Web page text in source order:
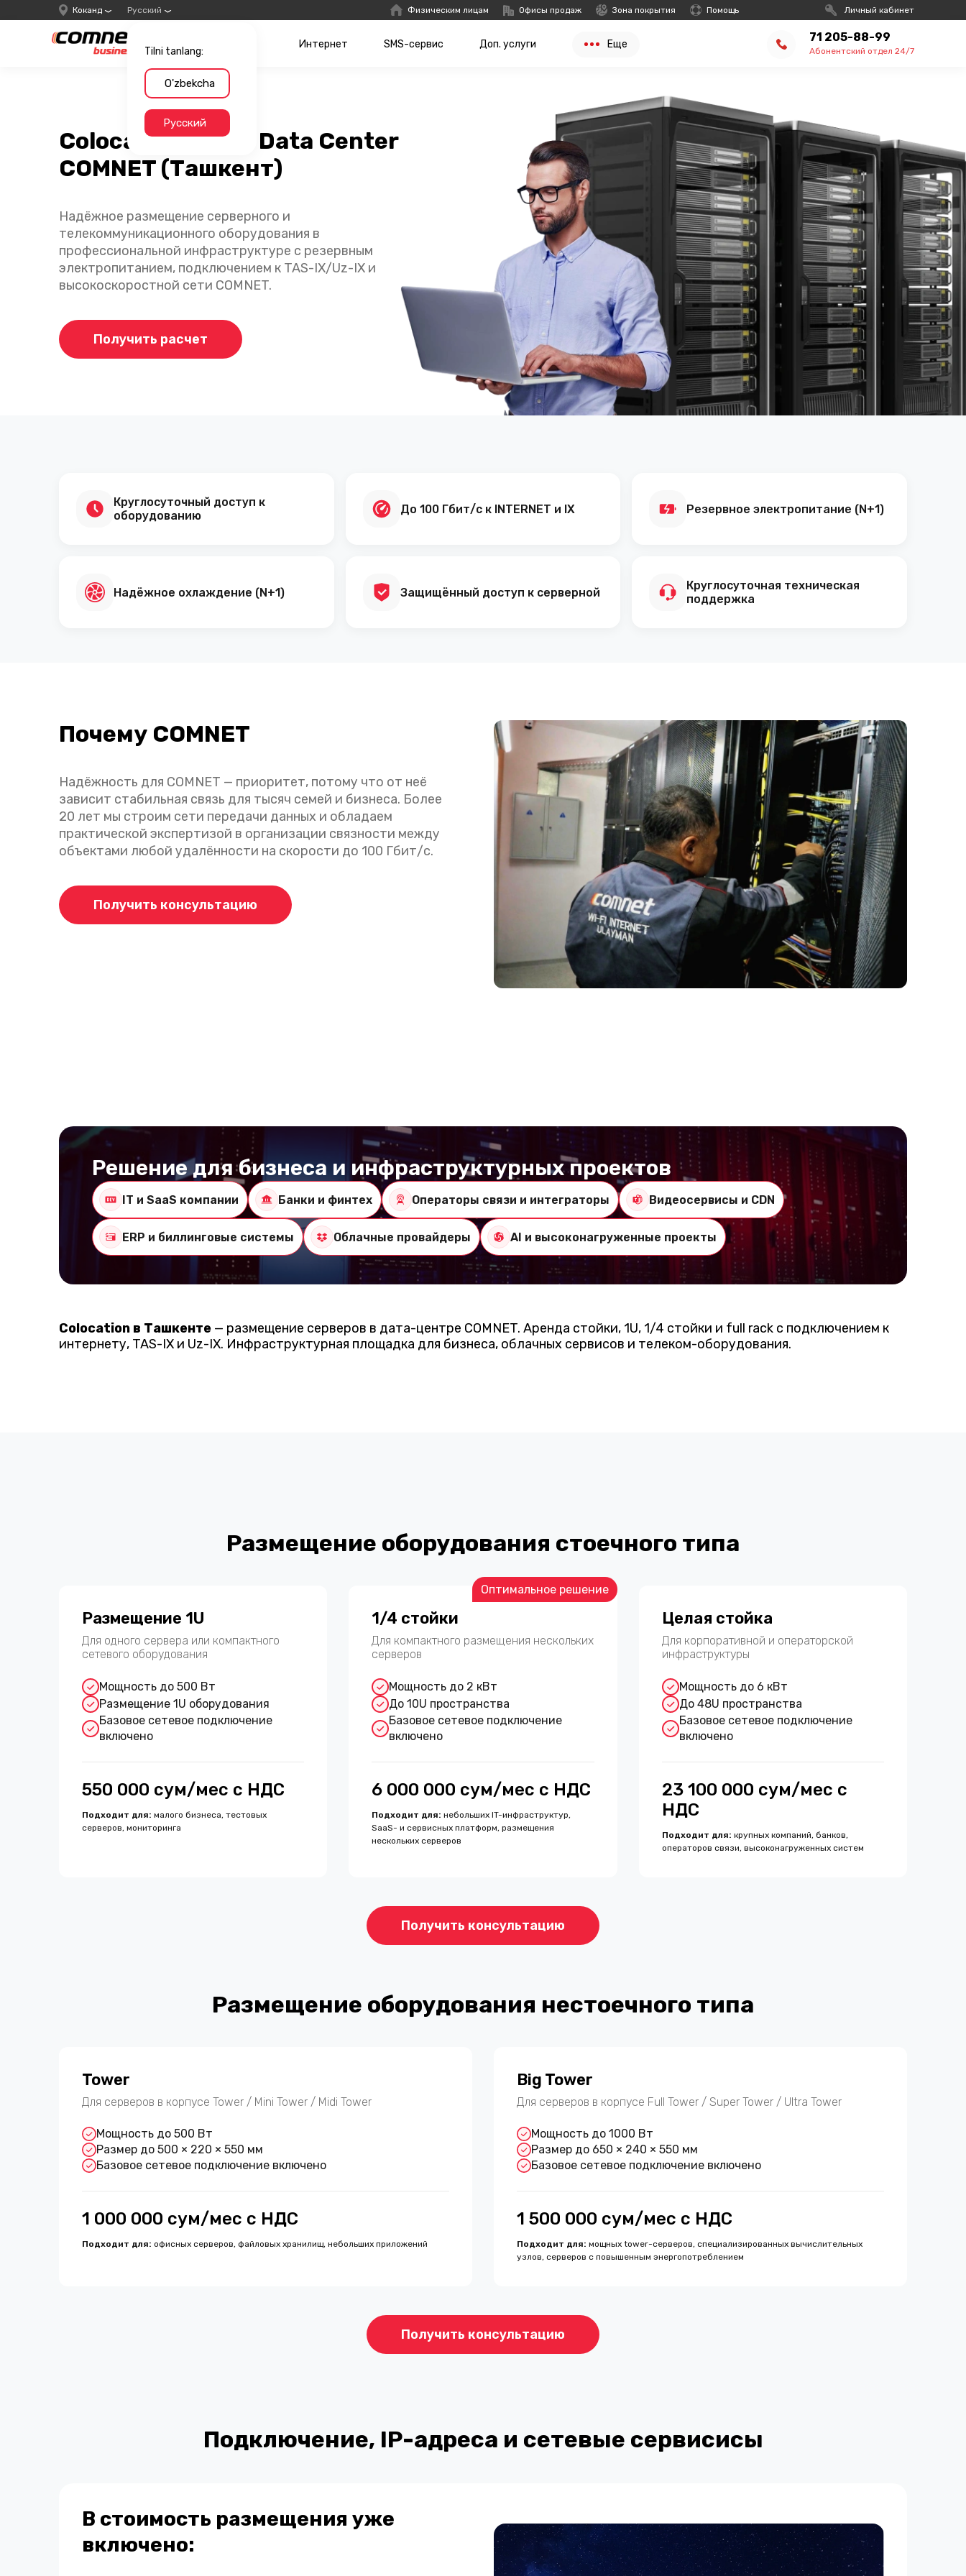
Коканд Русский
Tilni tanlang:
O'zbekcha
Русский
Физическим лицам Офисы продаж Зона покрытия Помощь Личный кабинет
Интернет SMS-сервис Доп. услуги Еще 71 205-88-99
Абонентский отдел 24/7
Colocation в Mini Data Center
COMNET (Ташкент)
Надёжное размещение серверного и
телекоммуникационного оборудования в
профессиональной инфраструктуре с резервным
электропитанием, подключением к TAS-IX/Uz-IX и
высокоскоростной сети COMNET.
Получить расчет
Круглосуточный доступ к
оборудованию
До 100 Гбит/с к INTERNET и IX Резервное электропитание (N+1)
Надёжное охлаждение (N+1) Защищённый доступ к серверной
Круглосуточная техническая
поддержка
Почему COMNET
Надёжность для COMNET — приоритет, потому что от неё
зависит стабильная связь для тысяч семей и бизнеса. Более
20 лет мы строим сети передачи данных и обладаем
практической экспертизой в организации связности между
объектами любой удалённости на скорости до 100 Гбит/с.
Получить консультацию
Решение для бизнеса и инфраструктурных проектов
IT и SaaS компании Банки и финтех Операторы связи и интеграторы Видеосервисы и CDN
ERP и биллинговые системы Облачные провайдеры AI и высоконагруженные проекты
Colocation в Ташкенте — размещение серверов в дата-центре COMNET. Аренда стойки, 1U, 1/4 стойки и full rack с подключением к
интернету, TAS-IX и Uz-IX. Инфраструктурная площадка для бизнеса, облачных сервисов и телеком-оборудования.
Размещение оборудования стоечного типа
Размещение 1U
Для одного сервера или компактного
сетевого оборудования
Мощность до 500 Вт
Размещение 1U оборудования
Базовое сетевое подключение
включено
550 000 сум/мес с НДС
Подходит для: малого бизнеса, тестовых
серверов, мониторинга
Оптимальное решение
1/4 стойки
Для компактного размещения нескольких
серверов
Мощность до 2 кВт
До 10U пространства
Базовое сетевое подключение
включено
6 000 000 сум/мес с НДС
Подходит для: небольших IT-инфраструктур,
SaaS- и сервисных платформ, размещения
нескольких серверов
Целая стойка
Для корпоративной и операторской
инфраструктуры
Мощность до 6 кВт
До 48U пространства
Базовое сетевое подключение
включено
23 100 000 сум/мес с
НДС
Подходит для: крупных компаний, банков,
операторов связи, высоконагруженных систем
Получить консультацию
Размещение оборудования нестоечного типа
Tower
Для серверов в корпусе Tower / Mini Tower / Midi Tower
Мощность до 500 Вт
Размер до 500 × 220 × 550 мм
Базовое сетевое подключение включено
1 000 000 сум/мес с НДС
Подходит для: офисных серверов, файловых хранилищ, небольших приложений
Big Tower
Для серверов в корпусе Full Tower / Super Tower / Ultra Tower
Мощность до 1000 Вт
Размер до 650 × 240 × 550 мм
Базовое сетевое подключение включено
1 500 000 сум/мес с НДС
Подходит для: мощных tower-серверов, специализированных вычислительных
узлов, серверов с повышенным энергопотреблением
Получить консультацию
Подключение, IP-адреса и сетевые сервисисы
В стоимость размещения уже
включено: